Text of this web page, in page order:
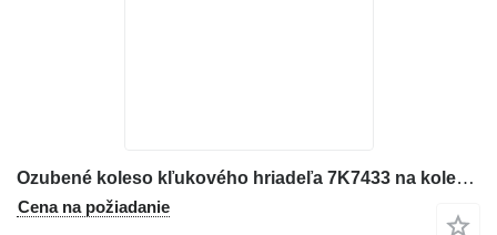
Ozubené koleso kľukového hriadeľa 7K7433 na kolesového nakladača Caterpillar 518, 613, 613B, 815, 950, 966C 518, 613, 613B, 815, 950, 966C 91
Cena na požiadanie